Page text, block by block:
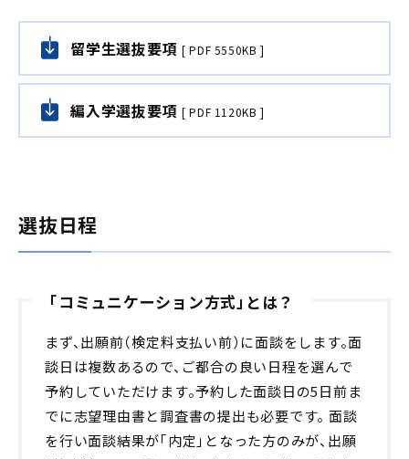
留学生選抜要項 [ PDF 5550KB ]
編入学選抜要項 [ PDF 1120KB ]
選抜日程
「コミュニケーション方式」とは？
まず、出願前（検定料支払い前）に面談をします。面
談日は複数あるので、ご都合の良い日程を選んで
予約していただけます。予約した面談日の5日前ま
でに志望理由書と調査書の提出も必要です。 面談
を行い面談結果が「内定」となった方のみが、出願